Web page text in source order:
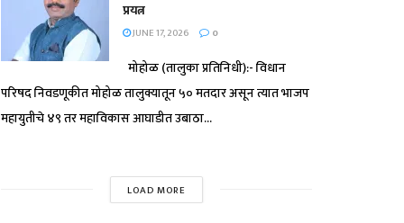
प्रयत्न
JUNE 17, 2026 0
मोहोळ (तालुका प्रतिनिधी):- विधान
परिषद निवडणूकीत मोहोळ तालुक्यातून ५० मतदार असून त्यात भाजप
महायुतीचे ४९ तर महाविकास आघाडीत उबाठा...
LOAD MORE